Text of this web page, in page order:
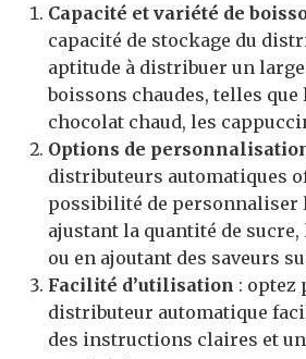
Capacité et variété de
capacité de stockage du
aptitude à distribuer un
boissons chaudes, telles que
chocolat chaud, les
Options de
distributeurs automatiques
possibilité de personnaliser
ajustant la quantité de sucre,
ou en ajoutant des saveurs
Facilité d’utilisation : optez
distributeur automatique
des instructions claires et